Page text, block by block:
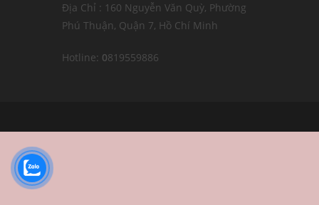
Địa Chỉ : 160 Nguyễn Văn Quỳ, Phường
Phú Thuận, Quận 7, Hồ Chí Minh
Hotline: 0819559886